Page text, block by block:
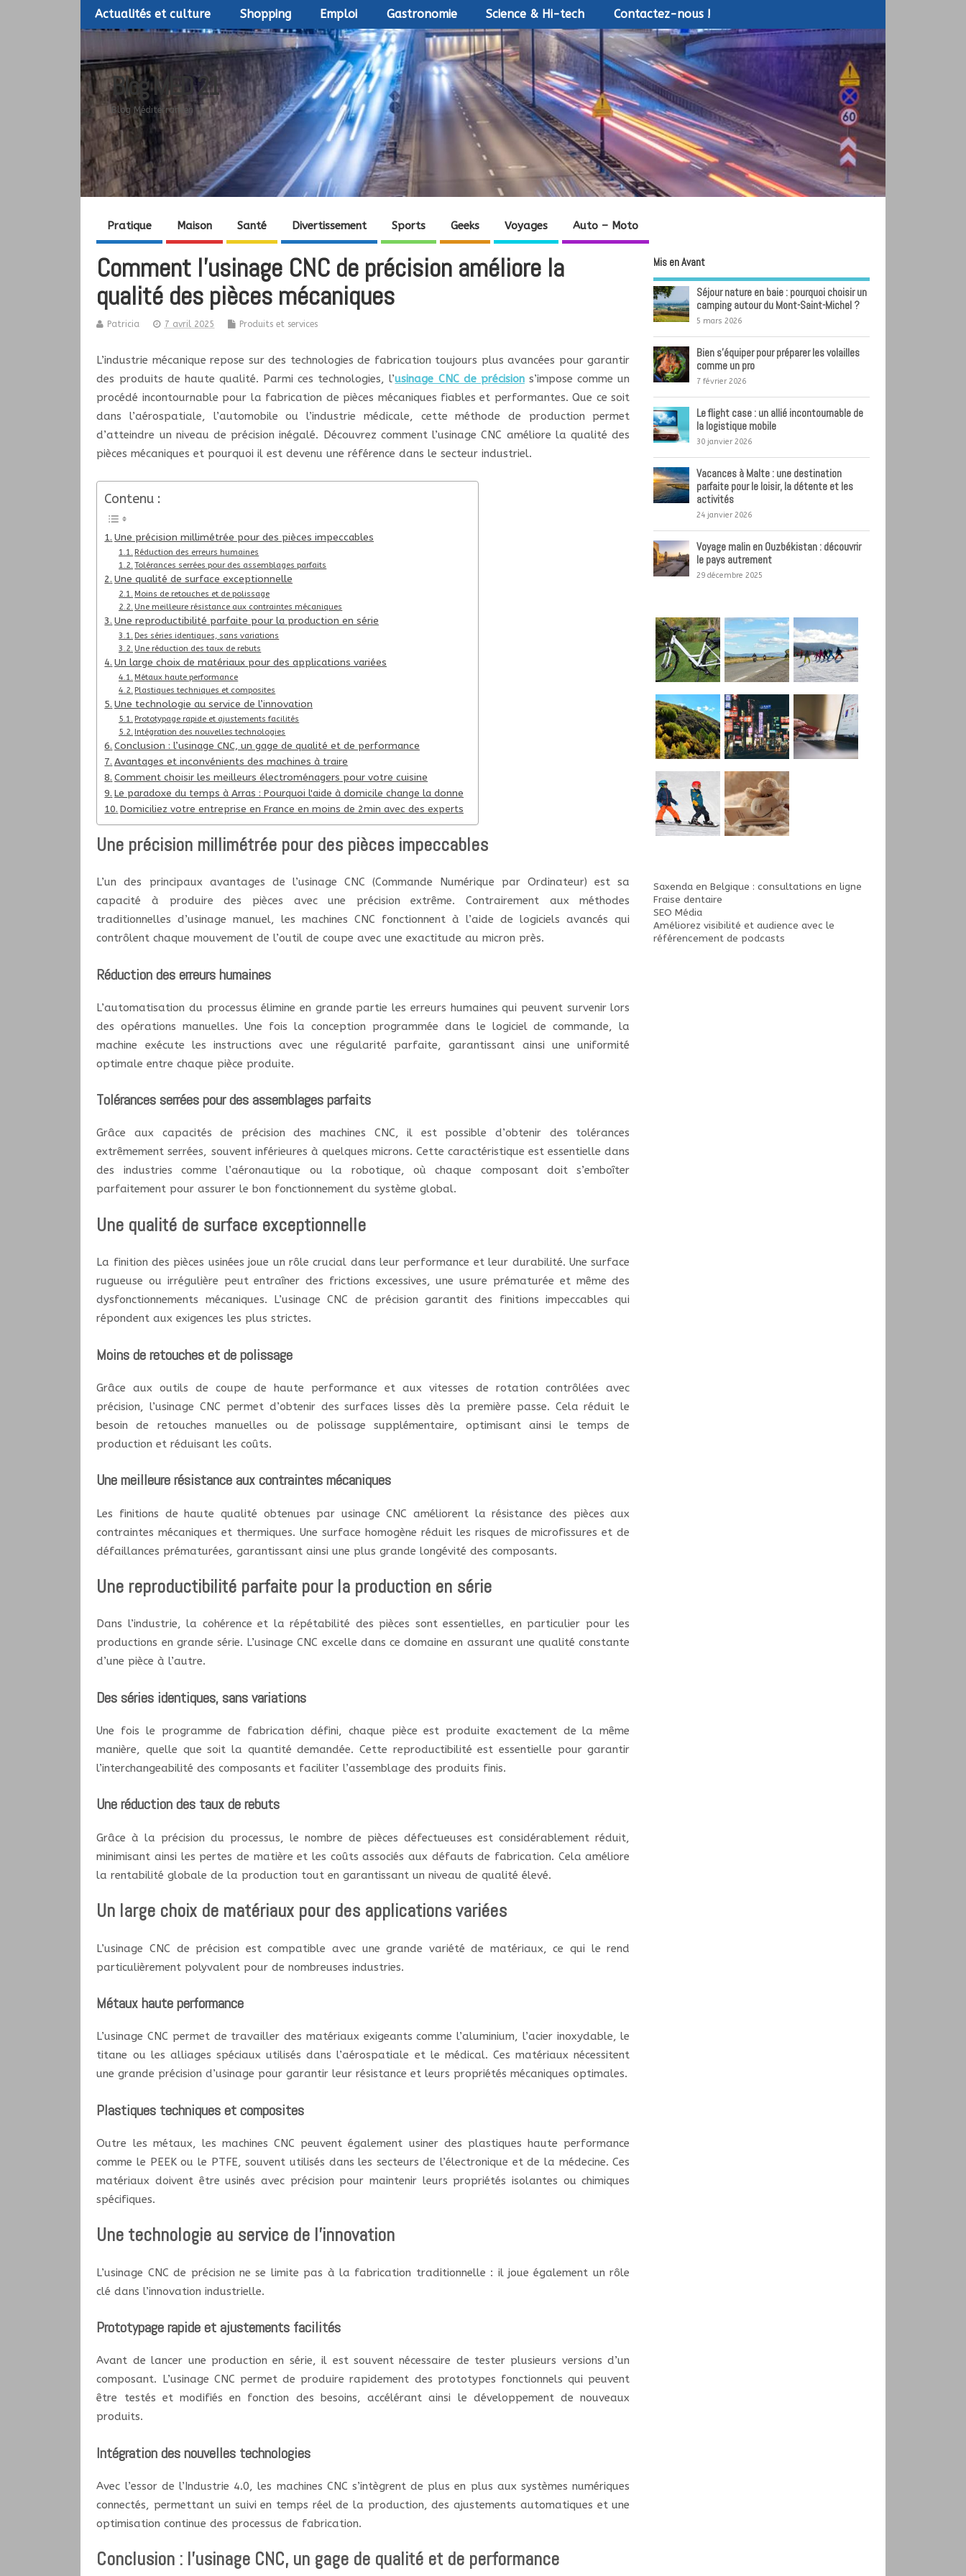
Actualités et culture Shopping Emploi Gastronomie Science & Hi-tech Contactez-nous !
Blog MED 21
Blog Méditerranéen
Pratique Maison Santé Divertissement Sports Geeks Voyages Auto – Moto
Comment l’usinage CNC de précision améliore la
qualité des pièces mécaniques
Patricia 7 avril 2025 Produits et services
L’industrie mécanique repose sur des technologies de fabrication toujours plus avancées pour garantir
des produits de haute qualité. Parmi ces technologies, l’usinage CNC de précisions’impose comme un
procédé incontournable pour la fabrication de pièces mécaniques fiables et performantes. Que ce soit
dans l’aérospatiale, l’automobile ou l’industrie médicale, cette méthode de production permet
d’atteindre un niveau de précision inégalé. Découvrez comment l’usinage CNC améliore la qualité des
pièces mécaniques et pourquoi il est devenu une référence dans le secteur industriel.
Contenu :
Une précision millimétrée pour des pièces impeccables
Réduction des erreurs humaines
Tolérances serrées pour des assemblages parfaits
Une qualité de surface exceptionnelle
Moins de retouches et de polissage
Une meilleure résistance aux contraintes mécaniques
Une reproductibilité parfaite pour la production en série
Des séries identiques, sans variations
Une réduction des taux de rebuts
Un large choix de matériaux pour des applications variées
Métaux haute performance
Plastiques techniques et composites
Une technologie au service de l’innovation
Prototypage rapide et ajustements facilités
Intégration des nouvelles technologies
Conclusion : l’usinage CNC, un gage de qualité et de performance
Avantages et inconvénients des machines à traire
Comment choisir les meilleurs électroménagers pour votre cuisine
Le paradoxe du temps à Arras : Pourquoi l'aide à domicile change la donne
Domiciliez votre entreprise en France en moins de 2min avec des experts
Une précision millimétrée pour des pièces impeccables
L’un des principaux avantages de l’usinage CNC (Commande Numérique par Ordinateur) est sa
capacité à produire des pièces avec une précision extrême. Contrairement aux méthodes
traditionnelles d’usinage manuel, les machines CNC fonctionnent à l’aide de logiciels avancés qui
contrôlent chaque mouvement de l’outil de coupe avec une exactitude au micron près.
Réduction des erreurs humaines
L’automatisation du processus élimine en grande partie les erreurs humaines qui peuvent survenir lors
des opérations manuelles. Une fois la conception programmée dans le logiciel de commande, la
machine exécute les instructions avec une régularité parfaite, garantissant ainsi une uniformité
optimale entre chaque pièce produite.
Tolérances serrées pour des assemblages parfaits
Grâce aux capacités de précision des machines CNC, il est possible d’obtenir des tolérances
extrêmement serrées, souvent inférieures à quelques microns. Cette caractéristique est essentielle dans
des industries comme l’aéronautique ou la robotique, où chaque composant doit s’emboîter
parfaitement pour assurer le bon fonctionnement du système global.
Une qualité de surface exceptionnelle
La finition des pièces usinées joue un rôle crucial dans leur performance et leur durabilité. Une surface
rugueuse ou irrégulière peut entraîner des frictions excessives, une usure prématurée et même des
dysfonctionnements mécaniques. L’usinage CNC de précision garantit des finitions impeccables qui
répondent aux exigences les plus strictes.
Moins de retouches et de polissage
Grâce aux outils de coupe de haute performance et aux vitesses de rotation contrôlées avec
précision, l’usinage CNC permet d’obtenir des surfaces lisses dès la première passe. Cela réduit le
besoin de retouches manuelles ou de polissage supplémentaire, optimisant ainsi le temps de
production et réduisant les coûts.
Une meilleure résistance aux contraintes mécaniques
Les finitions de haute qualité obtenues par usinage CNC améliorent la résistance des pièces aux
contraintes mécaniques et thermiques. Une surface homogène réduit les risques de microfissures et de
défaillances prématurées, garantissant ainsi une plus grande longévité des composants.
Une reproductibilité parfaite pour la production en série
Dans l’industrie, la cohérence et la répétabilité des pièces sont essentielles, en particulier pour les
productions en grande série. L’usinage CNC excelle dans ce domaine en assurant une qualité constante
d’une pièce à l’autre.
Des séries identiques, sans variations
Une fois le programme de fabrication défini, chaque pièce est produite exactement de la même
manière, quelle que soit la quantité demandée. Cette reproductibilité est essentielle pour garantir
l’interchangeabilité des composants et faciliter l’assemblage des produits finis.
Une réduction des taux de rebuts
Grâce à la précision du processus, le nombre de pièces défectueuses est considérablement réduit,
minimisant ainsi les pertes de matière et les coûts associés aux défauts de fabrication. Cela améliore
la rentabilité globale de la production tout en garantissant un niveau de qualité élevé.
Un large choix de matériaux pour des applications variées
L’usinage CNC de précision est compatible avec une grande variété de matériaux, ce qui le rend
particulièrement polyvalent pour de nombreuses industries.
Métaux haute performance
L’usinage CNC permet de travailler des matériaux exigeants comme l’aluminium, l’acier inoxydable, le
titane ou les alliages spéciaux utilisés dans l’aérospatiale et le médical. Ces matériaux nécessitent
une grande précision d’usinage pour garantir leur résistance et leurs propriétés mécaniques optimales.
Plastiques techniques et composites
Outre les métaux, les machines CNC peuvent également usiner des plastiques haute performance
comme le PEEK ou le PTFE, souvent utilisés dans les secteurs de l’électronique et de la médecine. Ces
matériaux doivent être usinés avec précision pour maintenir leurs propriétés isolantes ou chimiques
spécifiques.
Une technologie au service de l’innovation
L’usinage CNC de précision ne se limite pas à la fabrication traditionnelle : il joue également un rôle
clé dans l’innovation industrielle.
Prototypage rapide et ajustements facilités
Avant de lancer une production en série, il est souvent nécessaire de tester plusieurs versions d’un
composant. L’usinage CNC permet de produire rapidement des prototypes fonctionnels qui peuvent
être testés et modifiés en fonction des besoins, accélérant ainsi le développement de nouveaux
produits.
Intégration des nouvelles technologies
Avec l’essor de l’Industrie 4.0, les machines CNC s’intègrent de plus en plus aux systèmes numériques
connectés, permettant un suivi en temps réel de la production, des ajustements automatiques et une
optimisation continue des processus de fabrication.
Conclusion : l’usinage CNC, un gage de qualité et de performance
Mis en Avant
Séjour nature en baie : pourquoi choisir un
camping autour du Mont-Saint-Michel ?
5 mars 2026
Bien s’équiper pour préparer les volailles
comme un pro
7 février 2026
Le flight case : un allié incontournable de
la logistique mobile
30 janvier 2026
Vacances à Malte : une destination
parfaite pour le loisir, la détente et les
activités
24 janvier 2026
Voyage malin en Ouzbékistan : découvrir
le pays autrement
29 décembre 2025
Saxenda en Belgique : consultations en ligne
Fraise dentaire
SEO Média
Améliorez visibilité et audience avec le
référencement de podcasts